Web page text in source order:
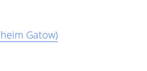
Gatow)